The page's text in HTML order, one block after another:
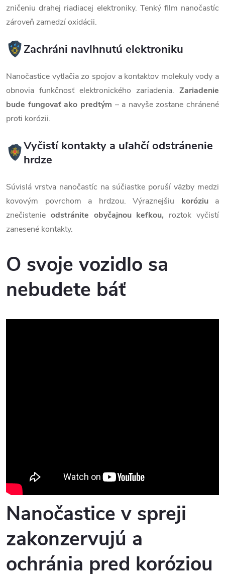
zničeniu drahej riadiacej elektroniky. Tenký film nanočastíc
zároveň zamedzí oxidácii.
Zachráni navlhnutú elektroniku
Nanočastice vytlačia zo spojov a kontaktov molekuly vody a
obnovia funkčnosť elektronického zariadenia. Zariadenie
bude fungovať ako predtým – a navyše zostane chránené
proti korózii.
Vyčistí kontakty a uľahčí odstránenie
hrdze
Súvislá vrstva nanočastíc na súčiastke poruší väzby medzi
kovovým povrchom a hrdzou. Výraznejšiu koróziua
znečistenie odstránite obyčajnou kefkou, roztok vyčistí
zanesené kontakty.
O svoje vozidlo sa
nebudete báť
Nanočastice v spreji
zakonzervujú a
ochránia pred koróziou